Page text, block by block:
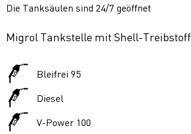
Die Tanksäulen sind 24/7 geöffnet
Migrol Tankstelle mit Shell-Treibstoff
Bleifrei 95
Diesel
V-Power 100